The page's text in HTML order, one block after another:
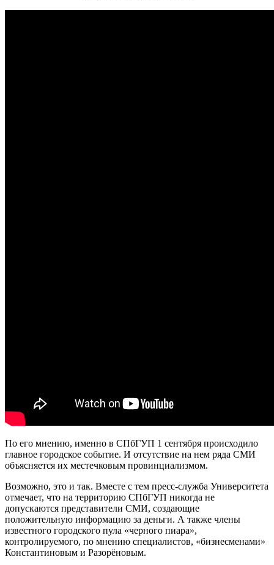
По его мнению, именно в СПбГУП 1 сентября происходило
главное городское событие. И отсутствие на нем ряда СМИ
объясняется их местечковым провинциализмом.
Возможно, это и так. Вместе с тем пресс-служба Университета
отмечает, что на территорию СПбГУП никогда не
допускаются представители СМИ, создающие
положительную информацию за деньги. А также члены
известного городского пула «черного пиара»,
контролируемого, по мнению специалистов, «бизнесменами»
Константиновым и Разорёновым.